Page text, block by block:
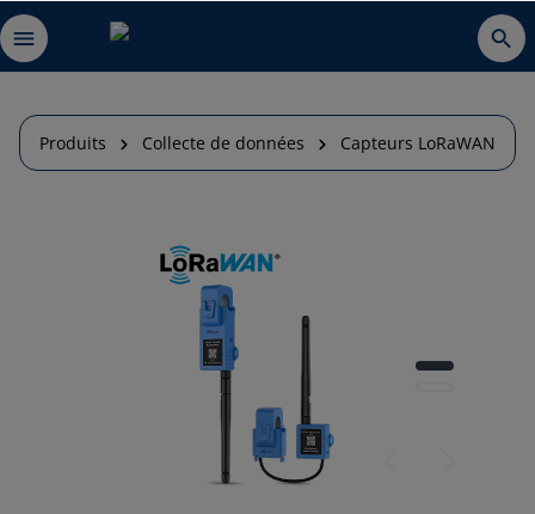
Produits Collecte de données Capteurs LoRaWAN